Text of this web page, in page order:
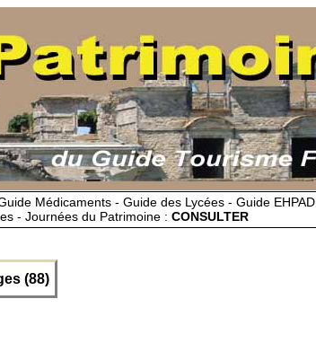
Médicaments - Guide des Lycées - Guide EHPAD
- Journées du Patrimoine : CONSULTER
(88)